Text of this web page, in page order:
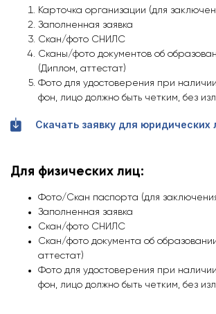
Карточка организации (для
Заполненная заявка
Скан/фото СНИЛС
Сканы/фото документов об
(Диплом, аттестат)
Фото для удостоверения при
фон, лицо должно быть четким, без
Скачать заявку для юридических
Для физических лиц:
Фото/Скан паспорта (для
Заполненная заявка
Скан/фото СНИЛС
Скан/фото документа об
аттестат)
Фото для удостоверения при
фон, лицо должно быть четким, без